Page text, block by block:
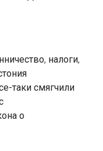
, налоги,
таки смягчили
о